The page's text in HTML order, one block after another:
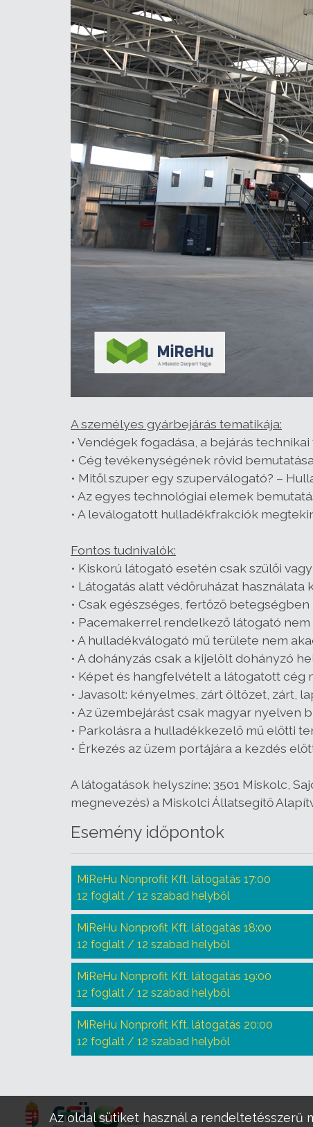
A személyes gyárbejárás tematikája:
• Vendégek fogadása, a bejárás
• Cég tevékenységének rövid
• Mitől szuper egy szuperválogató? –
• Az egyes technológiai elemek
• A leválogatott hulladékfrakciók
Fontos tudnivalók:
• Kiskorú látogató esetén csak szülői
• Látogatás alatt védőruházat
• Csak egészséges, fertőző
• Pacemakerrel rendelkező látogató
• A hulladékválogató mű területe nem
• A dohányzás csak a kijelölt dohányzó
• Képet és hangfelvételt a látogatott cég
• Javasolt: kényelmes, zárt öltözet, zárt,
• Az üzembejárást csak magyar nyelven
• Parkolásra a hulladékkezelő mű előtti
• Érkezés az üzem portájára a kezdés
A látogatások helyszíne: 3501 Miskolc,
megnevezés) a Miskolci Állatsegítő
Esemény időpontok
MiReHu Nonprofit Kft. látogatás 17:00
12 foglalt / 12 szabad helyből
MiReHu Nonprofit Kft. látogatás 18:00
12 foglalt / 12 szabad helyből
MiReHu Nonprofit Kft. látogatás 19:00
12 foglalt / 12 szabad helyből
MiReHu Nonprofit Kft. látogatás 20:00
12 foglalt / 12 szabad helyből
Az oldal sütiket használ a rendeltetésszerű